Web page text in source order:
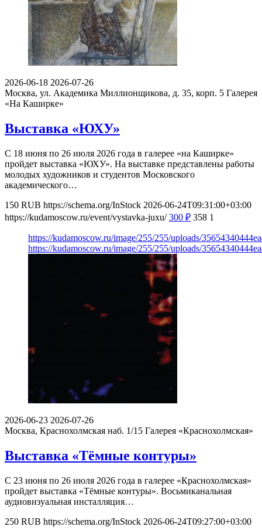
2026-06-18 2026-07-26
Москва, ул. Академика Миллионщикова, д. 35, корп. 5 Галерея
«На Каширке»
Выставка «ЮХУ»
С 18 июня по 26 июля 2026 года в галерее «на Каширке»
пройдет выставка «ЮХУ». На выставке представлены работы
молодых художников и студентов Московского
академического…
150 RUB https://schema.org/InStock 2026-06-24T09:31:00+03:00
https://kudamoscow.ru/event/vystavka-juxu/ 300 ₽ 358 1
https://kudamoscow.ru/image/255/255/uploads/
https://kudamoscow.ru/image/255/255/uploads/
2026-06-23 2026-07-26
Москва, Краснохолмская наб. 1/15 Галерея «Краснохолмская»
Выставка «Тёмные контуры»
С 23 июня по 26 июля 2026 года в галерее «Краснохолмская»
пройдет выставка «Тёмные контуры». Восьмиканальная
аудиовизуальная инсталляция…
250 RUB https://schema.org/InStock 2026-06-24T09:27:00+03:00